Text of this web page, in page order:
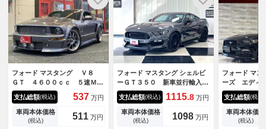
フォード マスタング Ｖ８
ＧＴ ４６００ｃｃ ５速Ｍ
Ｔ ブルーフレーム物 エレノ
ア仕様 ＨＵＲＳＴ製シフタ
ー デジタルインナーミラー
バックカメラ ２０インチＡ
支払総額(税込) 537 万円
車両本体価格
(税込) 511 万円
フォード マスタング シェルビ
ーＧＴ３５０ 新車並行輸入
車 コンビニエンスＰＫＧスエ
ード×レザー電動シート アク
ティブバルブパフォーマンスエ
キゾースト タワーバー シー
支払総額(税込) 1115.8 万円
車両本体価格
(税込) 1098 万円
フォード マス
ーズ エディ
付／正規Ｄ車
ト／エアシー
ＵＳＨスター
ＥＴＣ／Ｂｌ
支払総額(税込)
車両本体価格
(税込)